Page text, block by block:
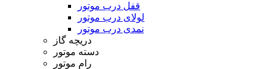
قفل درب موتور
لولای درب موتور
نمدی درب موتور
دریچه گاز
دسته موتور
رام موتور